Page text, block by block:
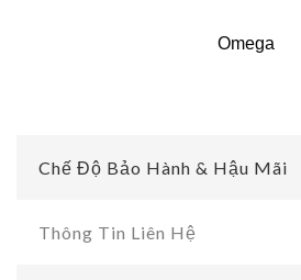
Omega
Chế Độ Bảo Hành & Hậu Mãi
Thông Tin Liên Hệ